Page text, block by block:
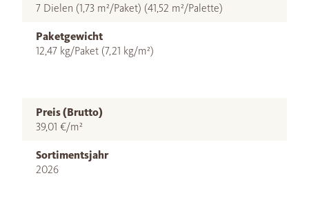
7 Dielen (1,73 m²/Paket) (41,52 m²/Palette)
Paketgewicht
12,47 kg/Paket (7,21 kg/m²)
Preis (Brutto)
39,01 €/m²
Sortimentsjahr
2026